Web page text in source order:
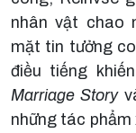
nhân vật chao
mặt tin tưởng
điều tiếng
Marriage Story
những tác phẩm